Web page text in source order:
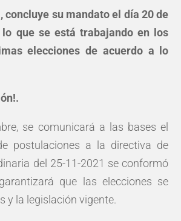
concluye su mandato el día 20 de
que se está trabajando en los
elecciones de acuerdo a lo
se comunicará a las bases el
postulaciones a la directiva de
del 25-11-2021 se conformó
que las elecciones se
y la legislación vigente.